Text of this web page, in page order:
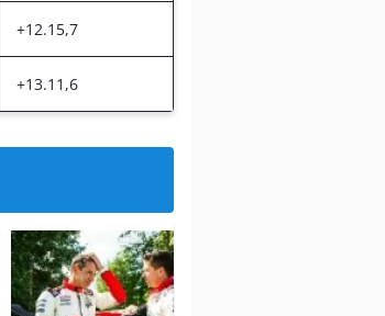
+12.15,7
+13.11,6